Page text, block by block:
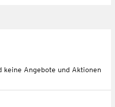
keine Angebote und Aktionen